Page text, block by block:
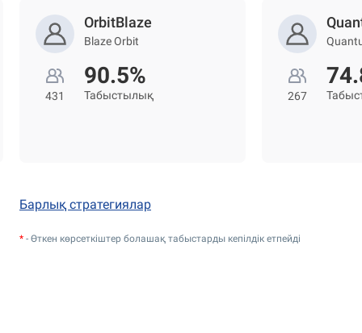
OrbitBlaze
Blaze Orbit
431
90.5%
Табыстылық 267
Барлық стратегиялар
* - Өткен көрсеткіштер болашақ табыстарды кепілдік етпейді